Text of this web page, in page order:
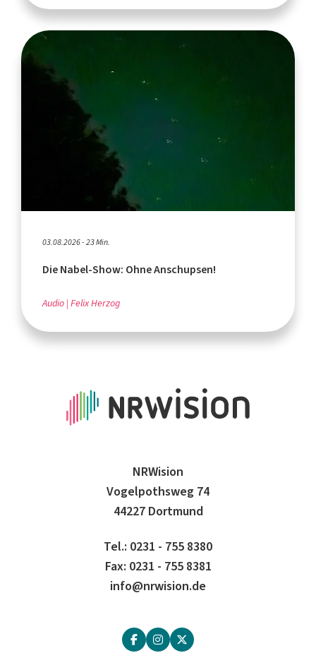
03.08.2026 - 23 Min.
Die Nabel-Show: Ohne Anschupsen!
Audio Felix Herzog
NRWision
Vogelpothsweg 74
44227 Dortmund
Tel.: 0231 - 755 8380
Fax: 0231 - 755 8381
info@nrwision.de